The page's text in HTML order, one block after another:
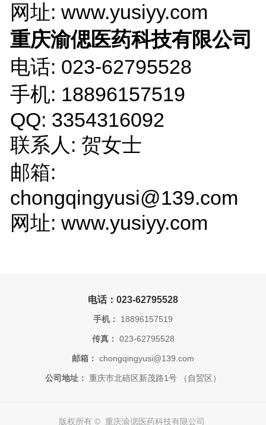
网址: www.yusiyy.com
重庆渝偲医药科技有限公司
电话: 023-62795528
手机: 18896157519
QQ: 3354316092
联系人: 贺女士
邮箱:
chongqingyusi@139.com
网址: www.yusiyy.com
电话：023-62795528
手机： 18896157519
传真： 023-62795528
邮箱： chongqingyusi@139.com
公司地址： 重庆市北碚区新茂路1号 （自贸区）
版权所有 © 重庆渝偲医药科技有限公司